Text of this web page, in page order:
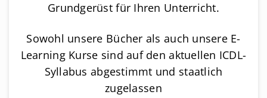
Grundgerüst für Ihren Unterricht.
Sowohl unsere Bücher als auch unsere E-
Learning Kurse sind auf den aktuellen ICDL-
Syllabus abgestimmt und staatlich
zugelassen